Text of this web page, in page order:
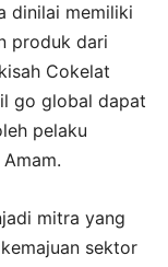
dinilai memiliki
produk dari
Cokelat
go global dapat
pelaku
mitra yang
sektor